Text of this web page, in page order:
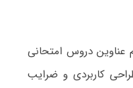
عناوین دروس امتحانی
کاربردی و ضرایب